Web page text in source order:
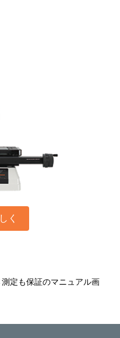
く
定も保証のマニュアル画